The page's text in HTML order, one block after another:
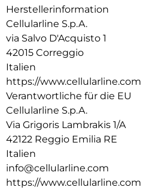
Herstellerinformation
Cellularline S.p.A.
via Salvo D'Acquisto 1
42015 Correggio
Italien
https://www.cellularline.com
Verantwortliche für die EU
Cellularline S.p.A.
Via Grigoris Lambrakis 1/A
42122 Reggio Emilia RE
Italien
info@cellularline.com
https://www.cellularline.com